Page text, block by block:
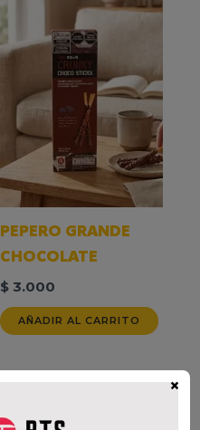
PEPERO GRANDE
CHOCOLATE
$3.000
AÑADIR AL CARRITO
×